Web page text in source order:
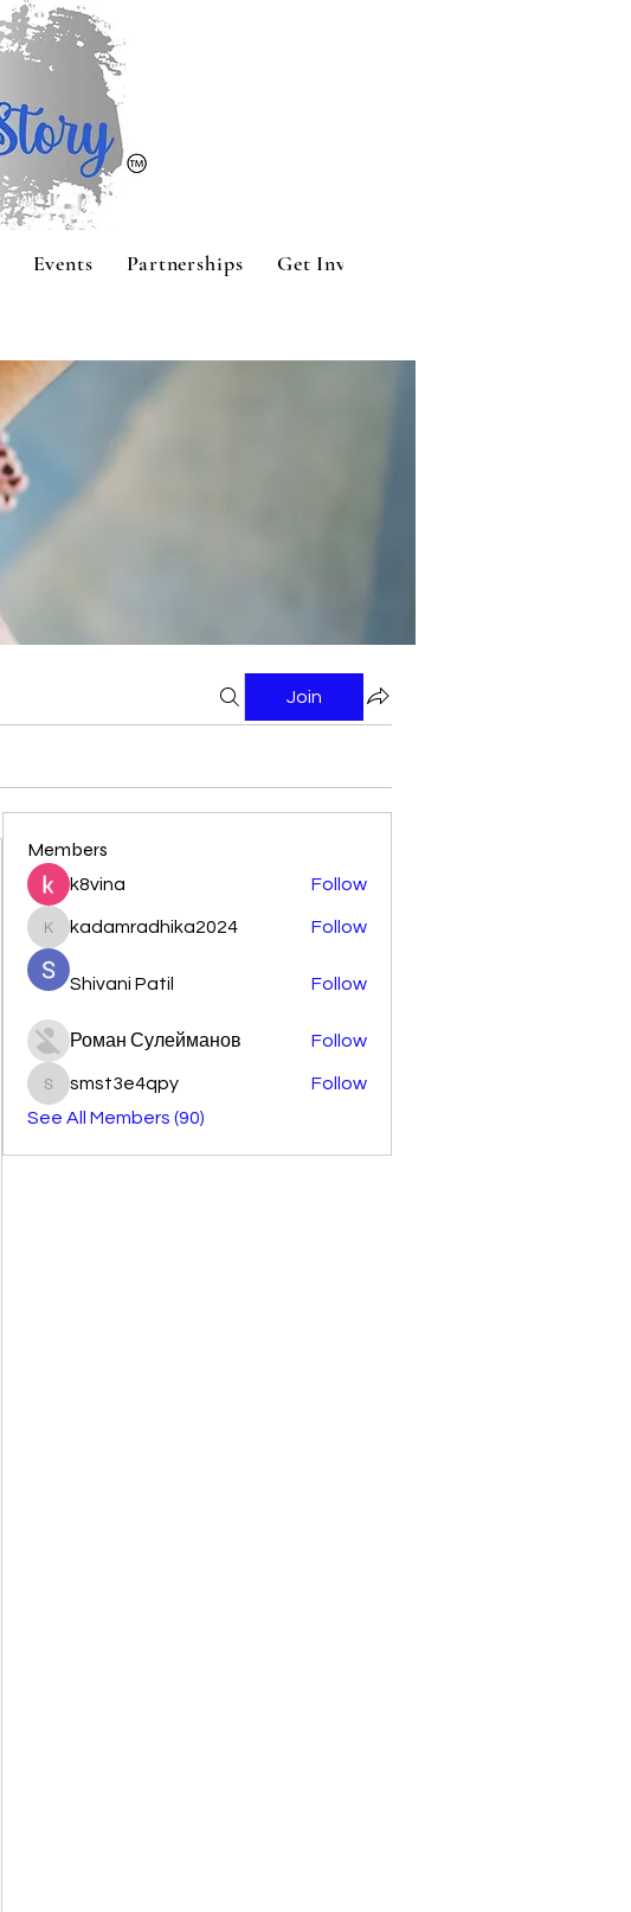
Events Partnerships Get Involved
Join
Members
k8vina Follow
kadamradhika2024
kadamradhika2024 Follow
Shivani Patil Follow
Роман Сулейманов Follow
smst3e4qpy
smst3e4qpy
Follow
See All Members (90)